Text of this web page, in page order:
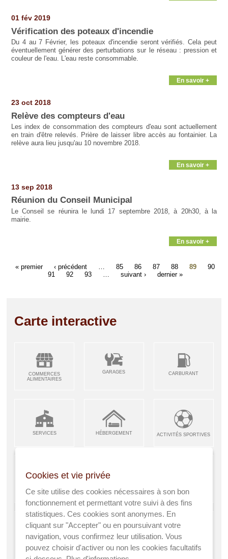
01 fév 2019
Vérification des poteaux d'incendie
Du 4 au 7 Février, les poteaux d'incendie seront vérifiés. Cela peut
éventuellement générer des perturbations sur le réseau : pression et
couleur de l'eau. L'eau reste consommable.
En savoir +
23 oct 2018
Relève des compteurs d'eau
Les index de consommation des compteurs d'eau sont actuellement
en train d'être relevés. Prière de laisser libre accès au fontainier. La
relève aura lieu jusqu'au 10 novembre 2018.
En savoir +
13 sep 2018
Réunion du Conseil Municipal
Le Conseil se réunira le lundi 17 septembre 2018, à 20h30, à la
mairie.
En savoir +
« premier ‹ précédent 85 86 87 88 89
90
91
92 93 suivant › dernier »
Carte interactive
COMMERCES
ALIMENTAIRES
GARAGES CARBURANT
SERVICES HÉBERGEMENT ACTIVITÉS SPORTIVES
ARTISANS &
INDUSTRIES
RESTAURANTS CAFÉS ENFANCE JEUNESSE
A VISITER SANTÉ AGRICULTEURS
Cookies et vie privée
Ce site utilise des cookies nécessaires à son bon
fonctionnement et permettant votre suivi à des fins
statistiques. Ces cookies sont anonymes. En
cliquant sur "Accepter" ou en poursuivant votre
navigation, vous confirmez leur utilisation. Vous
pouvez choisir d'activer ou non les cookies facultatifs